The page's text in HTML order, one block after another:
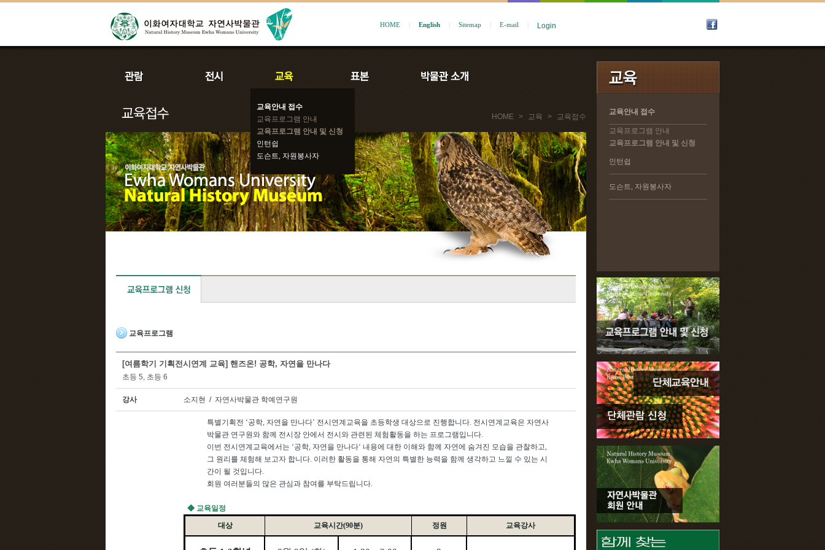
HOME English Sitemap E-mail
교육안내 접수
교육프로그램 안내
교육프로그램 안내 및 신청
인턴쉽
도슨트, 자원봉사자
교육안내 접수
교육프로그램 안내
교육프로그램 안내 및 신청
인턴쉽
도슨트, 자원봉사자
교육안내 접수
교육프로그램 안내
교육프로그램 안내 및 신청
인턴쉽
도슨트, 자원봉사자
HOME > 교육 > 교육접수
교육프로그램
[여름학기 기획전시연계 교육] 핸즈온! 공학, 자연을 만나다
초등 5, 초등 6
강사 소지현 / 자연사박물관 학예연구원
특별기획전 ‘공학, 자연을 만나다’ 전시연계교육을 초등학생 대상으로 진행합니다. 전시연계교육은 자연사
박물관 연구원와 함께 전시장 안에서 전시와 관련된 체험활동을 하는 프로그램입니다.
이번 전시연계교육에서는 ‘공학, 자연을 만나다‘ 내용에 대한 이해와 함께 자연에 숨겨진 모습을 관찰하고,
그 원리를 체험해 보고자 합니다. 이러한 활동을 통해 자연의 특별한 능력을 함께 생각하고 느낄 수 있는 시
간이 될 것입니다.
회원 여러분들의 많은 관심과 참여를 부탁드립니다.
◆ 교육일정
대상
교육시간(90분) 정원 교육강사